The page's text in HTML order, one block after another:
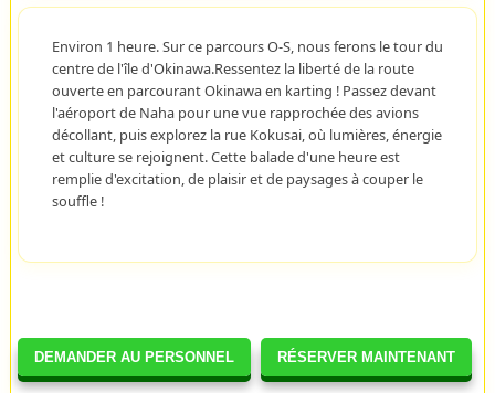
DEMANDER AU PERSONNEL RÉSERVER MAINTENANT
Environ 1 heure. Sur ce parcours O-S, nous ferons le tour du
centre de l'île d'Okinawa.Ressentez la liberté de la route
ouverte en parcourant Okinawa en karting ! Passez devant
l'aéroport de Naha pour une vue rapprochée des avions
décollant, puis explorez la rue Kokusai, où lumières, énergie
et culture se rejoignent. Cette balade d'une heure est
remplie d'excitation, de plaisir et de paysages à couper le
souffle !